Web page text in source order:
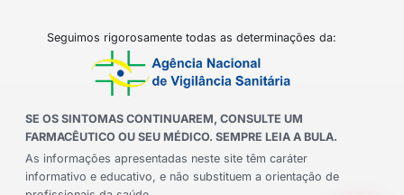
Seguimos rigorosamente todas as determinações da:
SE OS SINTOMAS CONTINUAREM, CONSULTE UM
FARMACÊUTICO OU SEU MÉDICO. SEMPRE LEIA A BULA.
As informações apresentadas neste site têm caráter
informativo e educativo, e não substituem a orientação de